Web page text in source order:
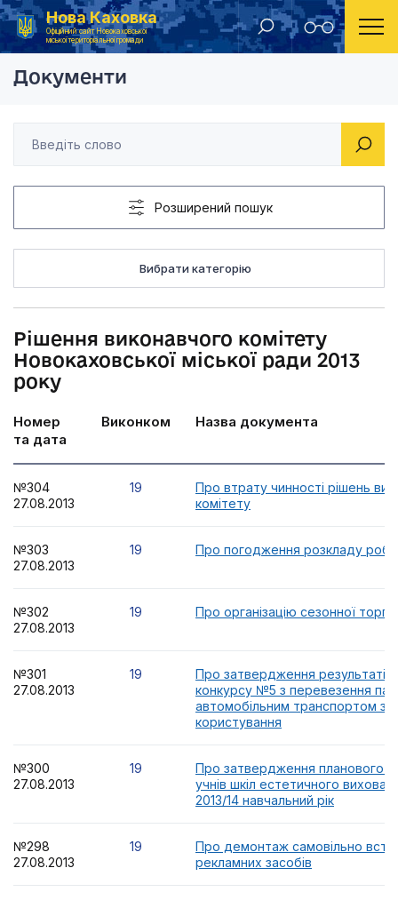
Нова Каховка
Офіційний сайт Новокаховської
міської територіальної громади
Головна Рішення виконавчого комітету Новокаховської
Документи
Розширений пошук
Вибрати категорію
Рішення виконавчого комітету
Новокаховської міської ради 2013
року
Номер
та дата
Виконком Назва документа
№304
27.08.2013
19
Про втрату чинності рішень
комітету
№303
27.08.2013
19 Про погодження розкладу
№302
27.08.2013
19 Про організацію сезонної
№301
27.08.2013
19
Про затвердження
конкурсу №5 з перевезення
автомобільним транспортом
користування
№300
27.08.2013
19
Про затвердження планового
учнів шкіл естетичного
2013/14 навчальний рік
№298
27.08.2013
19
Про демонтаж самовільно
рекламних засобів